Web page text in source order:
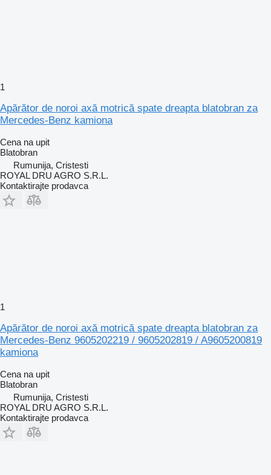
1
Apărător de noroi axă motrică spate dreapta blatobran za
Mercedes-Benz kamiona
Cena na upit
Blatobran
Rumunija, Cristesti
ROYAL DRU AGRO S.R.L.
Kontaktirajte prodavca
1
Apărător de noroi axă motrică spate dreapta blatobran za
Mercedes-Benz 9605202219 / 9605202819 / A9605200819
kamiona
Cena na upit
Blatobran
Rumunija, Cristesti
ROYAL DRU AGRO S.R.L.
Kontaktirajte prodavca